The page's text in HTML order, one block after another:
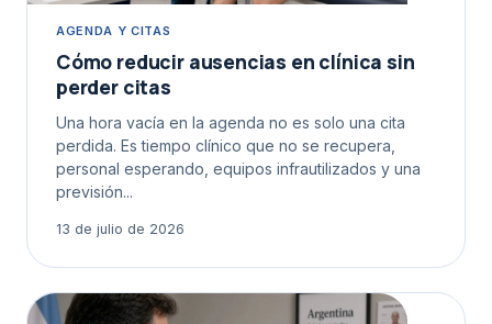
AGENDA Y CITAS
Cómo reducir ausencias en clínica sin
perder citas
Una hora vacía en la agenda no es solo una cita
perdida. Es tiempo clínico que no se recupera,
personal esperando, equipos infrautilizados y una
previsión...
13 de julio de 2026